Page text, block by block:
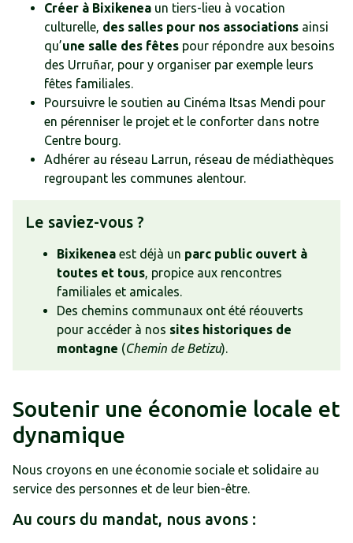
Créer à Bixikenea un tiers-lieu à vocation
culturelle, des salles pour nos associations ainsi
qu’une salle des fêtes pour répondre aux besoins
des Urruñar, pour y organiser par exemple leurs
fêtes familiales.
Poursuivre le soutien au Cinéma Itsas Mendi pour
en pérenniser le projet et le conforter dans notre
Centre bourg.
Adhérer au réseau Larrun, réseau de médiathèques
regroupant les communes alentour.
Le saviez-vous ?
Bixikenea est déjà un parc public ouvert à
toutes et tous, propice aux rencontres
familiales et amicales.
Des chemins communaux ont été réouverts
pour accéder à nos sites historiques de
montagne (Chemin de Betizu).
Soutenir une économie locale et
dynamique
Nous croyons en une économie sociale et solidaire au
service des personnes et de leur bien-être.
Au cours du mandat, nous avons :